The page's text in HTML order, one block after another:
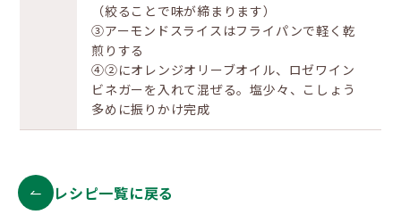
（絞ることで味が締まります）
③アーモンドスライスはフライパンで軽く乾
煎りする
④②にオレンジオリーブオイル、ロゼワイン
ビネガーを入れて混ぜる。塩少々、こしょう
多めに振りかけ完成
レシピ一覧に戻る